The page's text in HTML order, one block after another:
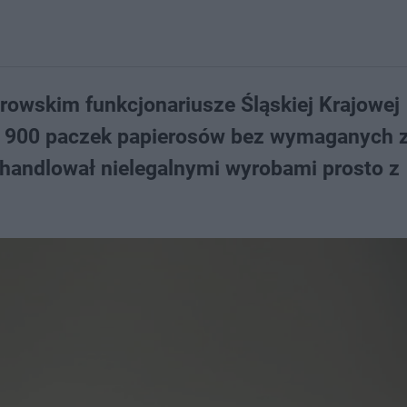
funkcjonariusze Śląskiej Krajowej
paczek papierosów bez wymaganych
nielegalnymi wyrobami prosto z